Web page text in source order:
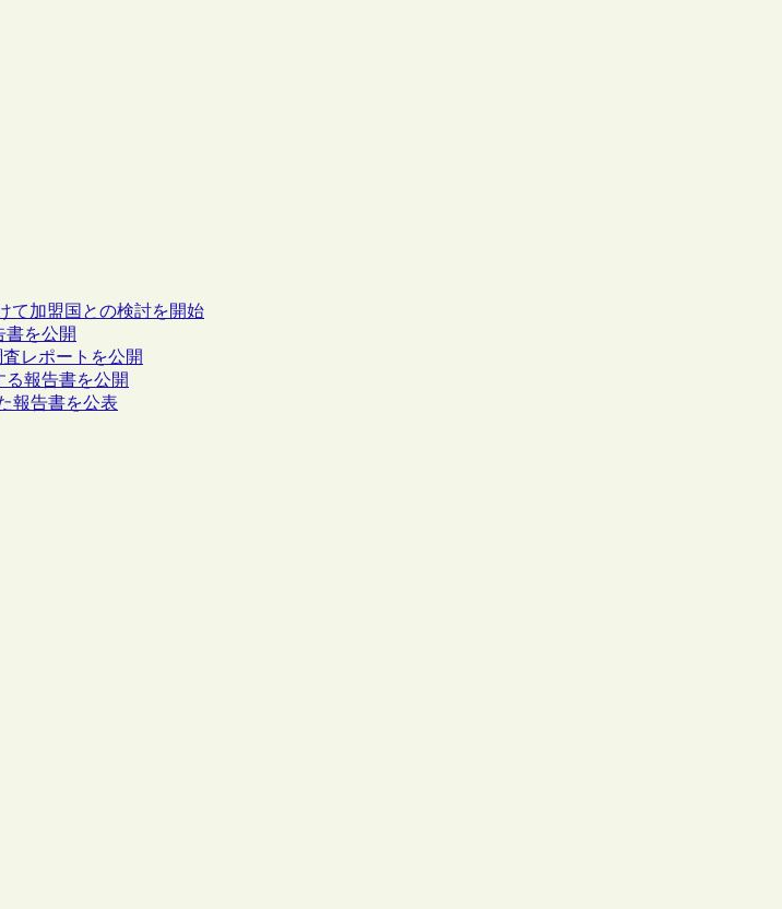
て加盟国との検討を開始
書を公開
レポートを公開
報告書を公開
報告書を公表